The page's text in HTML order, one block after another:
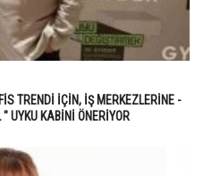
TRENDİ İÇİN, İŞ MERKEZLERİNE -
UYKU KABİNİ ÖNERİYOR